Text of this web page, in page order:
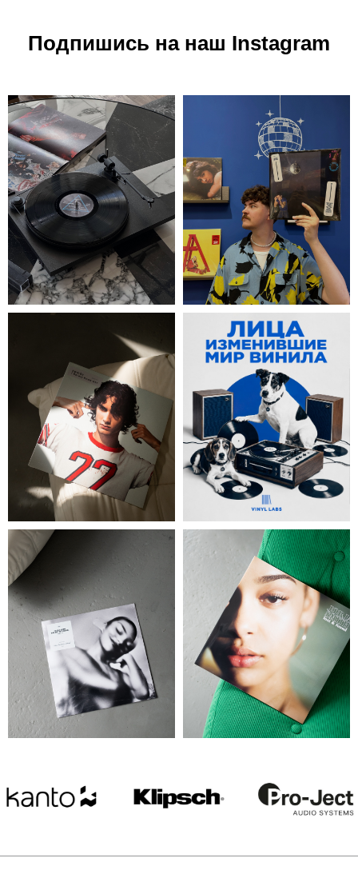
Подпишись на наш Instagram